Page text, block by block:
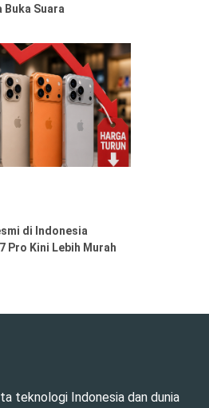
Suara
di Indonesia
Pro Kini Lebih Murah
teknologi Indonesia dan dunia